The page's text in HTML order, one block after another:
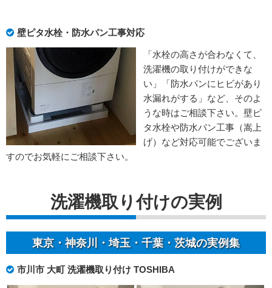
壁ピタ水栓・防水パン工事対応
「水栓の高さが合わなくて、
洗濯機の取り付けができな
い」「防水パンにヒビがあり
水漏れがする」など、そのよ
うな時はご相談下さい。壁ピ
タ水栓や防水パン工事（嵩上
げ）など対応可能でございま
すのでお気軽にご相談下さい。
洗濯機取り付けの実例
東京・神奈川・埼玉・千葉・茨城の実例集
市川市 大町 洗濯機取り付け TOSHIBA